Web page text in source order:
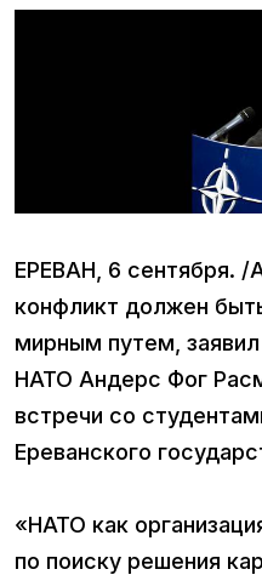
ЕРЕВАН, 6 сентября. /
конфликт должен
мирным путем,
НАТО Андерс Фог
встречи со
Ереванского
«НАТО как
по поиску решения